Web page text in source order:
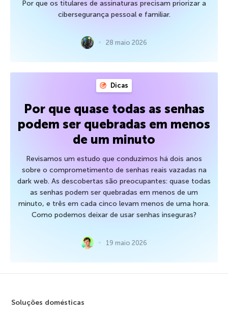
Por que os titulares de assinaturas precisam priorizar a
cibersegurança pessoal e familiar.
28 maio 2026
Dicas
Por que quase todas as senhas
podem ser quebradas em menos
de um minuto
Revisamos um estudo que conduzimos há dois anos
sobre o comprometimento de senhas reais vazadas na
dark web. As descobertas são preocupantes: quase todas
as senhas podem ser quebradas em menos de um
minuto, e três em cada cinco levam menos de uma hora.
Como podemos deixar de usar senhas inseguras?
19 maio 2026
Soluções domésticas